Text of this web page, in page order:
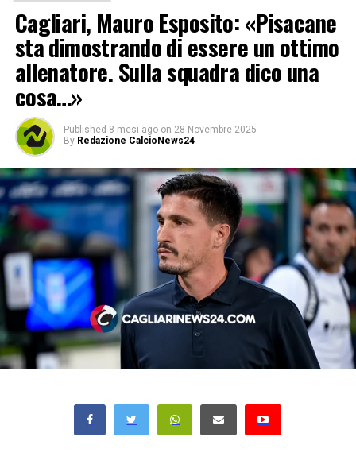
Cagliari, Mauro Esposito: «Pisacane
sta dimostrando di essere un ottimo
allenatore. Sulla squadra dico una
cosa…»
Published 8 mesi ago on 28 Novembre 2025
By Redazione CalcioNews24